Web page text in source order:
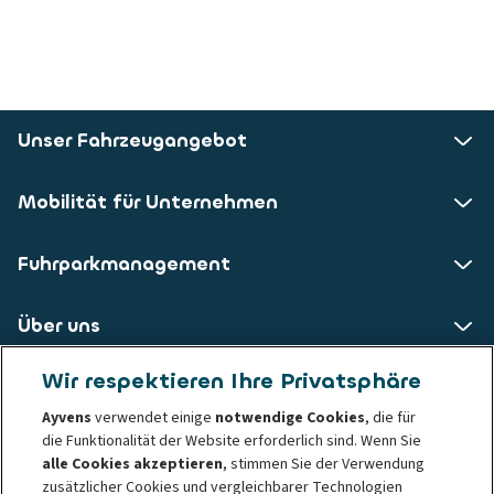
Unser Fahrzeugangebot
Mobilität für Unternehmen
Fuhrparkmanagement
Über uns
ALD AutoLeasing D GmbH
Nedderfeld 95
22529 Hamburg
Wir respektieren Ihre Privatsphäre
Ayvens verwendet einige notwendige Cookies, die für
die Funktionalität der Website erforderlich sind. Wenn Sie
alle Cookies akzeptieren, stimmen Sie der Verwendung
zusätzlicher Cookies und vergleichbarer Technologien